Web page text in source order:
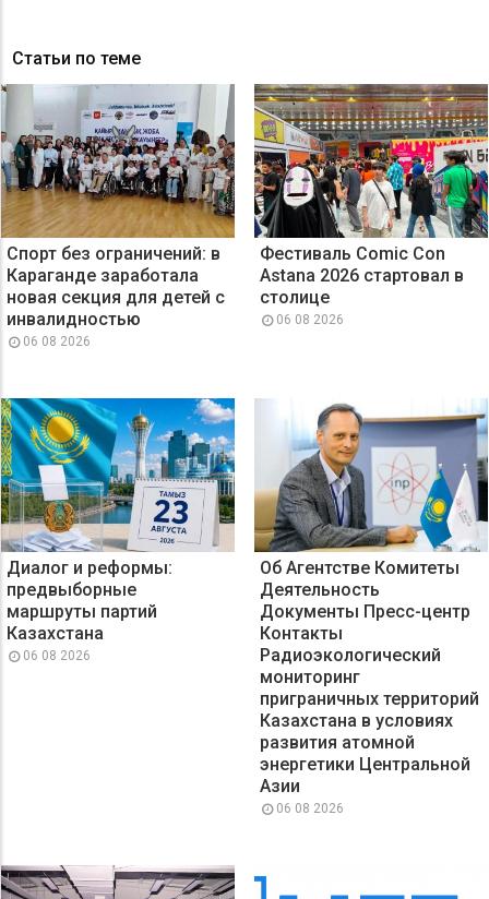
Статьи по теме
Спорт без ограничений: в
Караганде заработала
новая секция для детей с
инвалидностью
06 08 2026
Фестиваль Comic Con
Astana 2026 стартовал в
столице
06 08 2026
Диалог и реформы:
предвыборные
маршруты партий
Казахстана
06 08 2026
Об Агентстве Комитеты
Деятельность
Документы Пресс-центр
Контакты
Радиоэкологический
мониторинг
приграничных территорий
Казахстана в условиях
развития атомной
энергетики Центральной
Азии
06 08 2026